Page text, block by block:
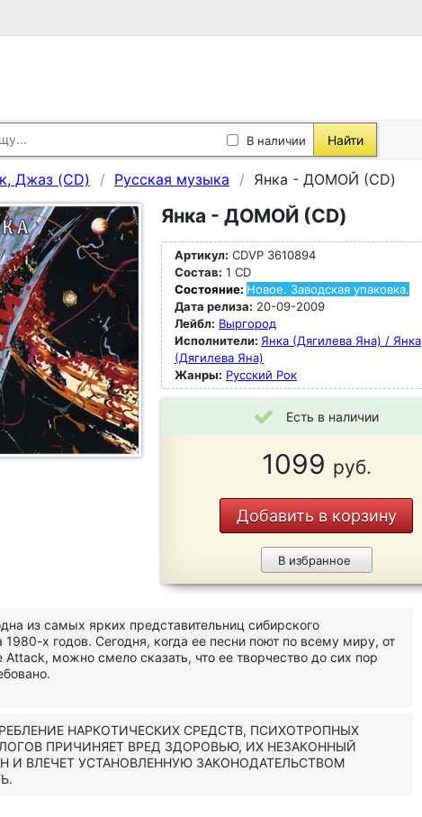
В наличии Найти
Джаз (CD) Русская музыка Янка - ДОМОЙ (CD)
Янка - ДОМОЙ (CD)
Артикул: CDVP 3610894
Состав: 1 CD
Состояние: Новое. Заводская упаковка.
Дата релиза: 20-09-2009
Лейбл: Выргород
Исполнители: Янка (Дягилева Яна) / Янка
(Дягилева Яна)
Жанры: Русский Рок
Есть в наличии
1099 руб.
Добавить в корзину
В избранное
из самых ярких представительниц сибирского
1980-х годов. Сегодня, когда ее песни поют по всему миру, от
Attack, можно смело сказать, что ее творчество до сих пор
НАРКОТИЧЕСКИХ СРЕДСТВ, ПСИХОТРОПНЫХ
ПРИЧИНЯЕТ ВРЕД ЗДОРОВЬЮ, ИХ НЕЗАКОННЫЙ
И ВЛЕЧЕТ УСТАНОВЛЕННУЮ ЗАКОНОДАТЕЛЬСТВОМ